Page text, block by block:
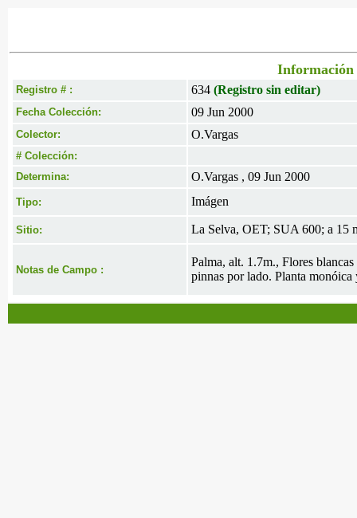
Información
Registro # : 634 (Registro sin editar)
Fecha Colección: 09 Jun 2000
Colector: O.Vargas
# Colección:
Determina:
O.Vargas , 09 Jun 2000
Tipo: Imágen
Sitio: La Selva, OET; SUA 600; a 15
Notas de Campo :
Palma, alt. 1.7m., Flores
pinnas por lado. Planta monóica